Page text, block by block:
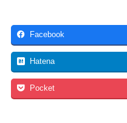
Facebook
Hatena
Pocket